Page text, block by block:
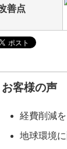
善点
お客様の声
経費削減
地球環境